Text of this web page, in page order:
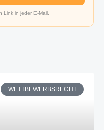
Link in jeder E-Mail.
WETTBEWERBSRECHT